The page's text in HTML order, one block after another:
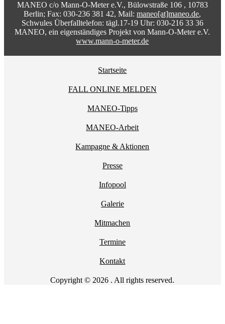
MANEO c/o Mann-O-Meter e.V., Bülowstraße 106 , 10783
Berlin; Fax: 030-236 381 42, Mail:maneo[at]maneo.de,
Schwules Überfalltelefon: tägl.17-19 Uhr: 030-216 33 36
MANEO, ein eigenständiges Projekt von Mann-O-Meter e.V.
www.mann-o-meter.de
Startseite
FALL ONLINE MELDEN
MANEO-Tipps
MANEO-Arbeit
Kampagne & Aktionen
Presse
Infopool
Galerie
Mitmachen
Termine
Kontakt
Copyright © 2026 . All rights reserved.